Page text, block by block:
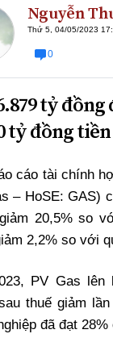
Nguyễn
Thứ 5, 04/05/2023
0
tỷ
tỷ đồng
cáo tài chính
– HoSE: GAS)
20,5% so
2,2% so với
PV Gas lên
thuế giảm
đã đạt